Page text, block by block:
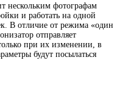
нескольким фотографам
и работать на одной
В отличие от режима «один
отправляет
при их изменении, в
будут посылаться